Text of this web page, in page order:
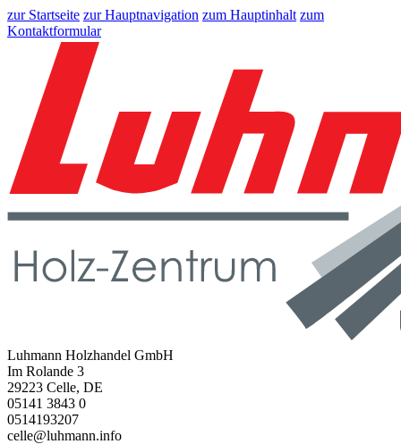
zur Startseite zur Hauptnavigation zum Hauptinhalt zum
Kontaktformular
Luhmann Holzhandel GmbH
Im Rolande 3
29223 Celle, DE
05141 3843 0
0514193207
celle@luhmann.info